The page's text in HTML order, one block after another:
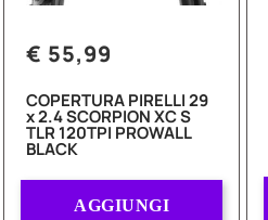
€ 55,99
COPERTURA PIRELLI 29
x 2.4 SCORPION XC S
TLR 120TPI PROWALL
BLACK
AGGIUNGI